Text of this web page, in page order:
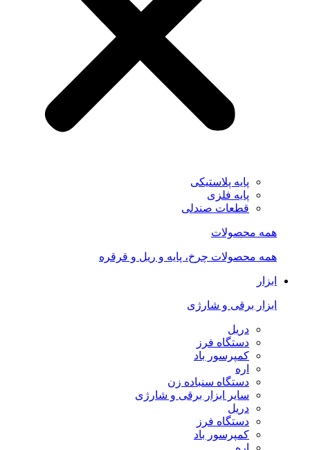
پایه پلاستیکی
پایه فلزی
قطعات صندلی
همه محصولات
همه محصولات چرخ، پایه و ریل و قرقره
ابزار
ابزار برقی و شارژی
دریل
دستگاه فرز
کمپرسور باد
اره
دستگاه سنباده زن
سایر ابزار برقی و شارژی
دریل
دستگاه فرز
کمپرسور باد
اره